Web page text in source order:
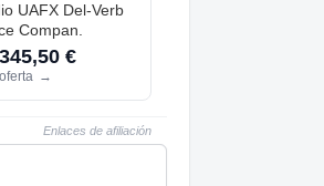
UAFX Del-Verb
Compan.
345,50 €
→
Enlaces de afiliación